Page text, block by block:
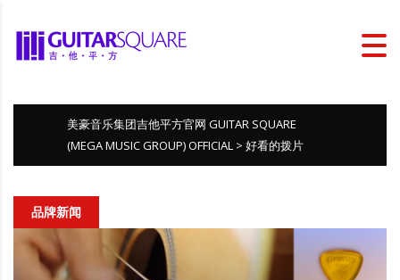
美豪音乐集团吉他平方官网 GUITAR SQUARE
(MEGA MUSIC GROUP) OFFICIAL > 好看的拨片
品牌新闻